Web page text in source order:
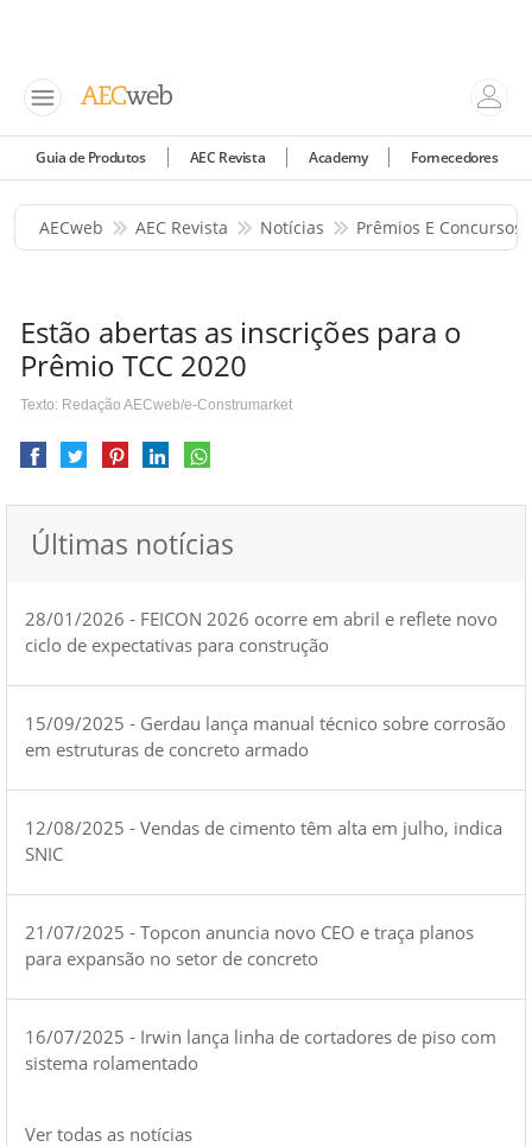
Guia de Produtos AEC Revista Academy Fornecedores
AECweb AEC Revista Notícias Prêmios E Concursos
Estão abertas as inscrições para o
Prêmio TCC 2020
Texto: Redação AECweb/e-Construmarket
Últimas notícias
28/01/2026 - FEICON 2026 ocorre em abril e reflete novo
ciclo de expectativas para construção
15/09/2025 - Gerdau lança manual técnico sobre corrosão
em estruturas de concreto armado
12/08/2025 - Vendas de cimento têm alta em julho, indica
SNIC
21/07/2025 - Topcon anuncia novo CEO e traça planos
para expansão no setor de concreto
16/07/2025 - Irwin lança linha de cortadores de piso com
sistema rolamentado
Ver todas as notícias